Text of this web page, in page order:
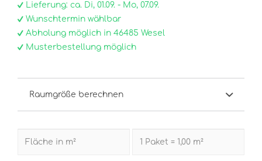
Lieferung: ca. Di, 01.09. - Mo, 07.09.
Wunschtermin wählbar
Abholung möglich in 46485 Wesel
Musterbestellung möglich
Raumgröße berechnen